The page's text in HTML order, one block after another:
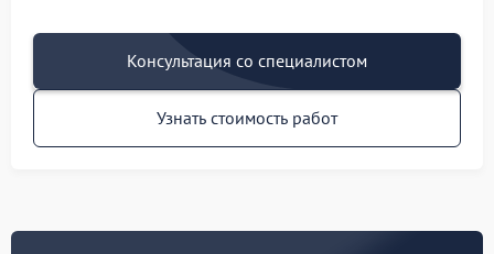
Консультация со специалистом
Узнать стоимость работ